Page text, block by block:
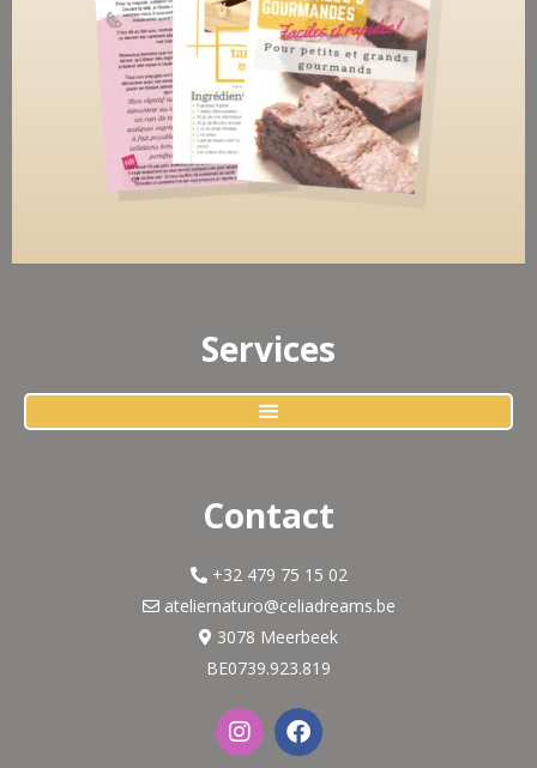
Services
Contact
+32 479 75 15 02
ateliernaturo@celiadreams.be
3078 Meerbeek
BE0739.923.819
I
n
F
a